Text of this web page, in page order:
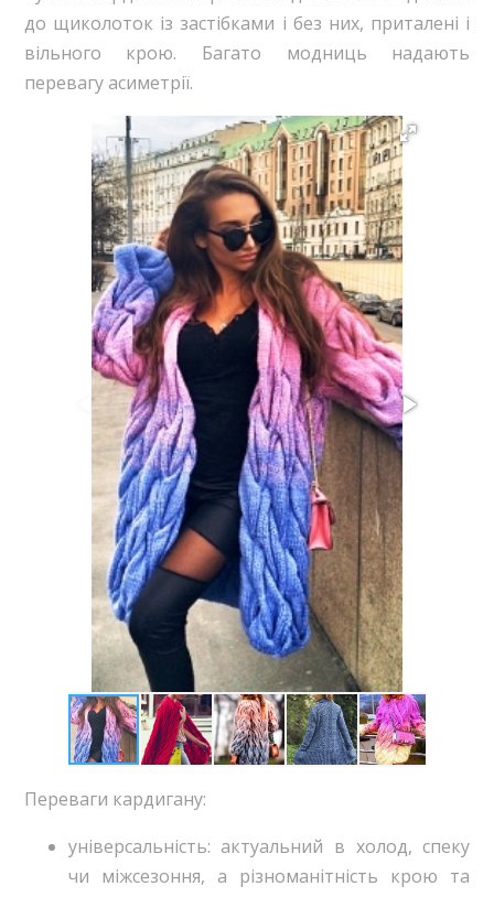
до щиколоток із застібками і без них, приталені і
вільного крою. Багато модниць надають
перевагу асиметрії.
Переваги кардигану:
універсальність: актуальний в холод, спеку
чи міжсезоння, а різноманітність крою та